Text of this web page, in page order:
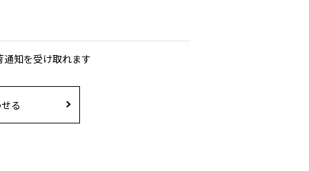
知を受け取れます
る